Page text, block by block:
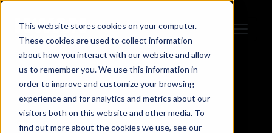
This website stores cookies on your computer.
These cookies are used to collect information
about how you interact with our website and allow
us to remember you. We use this information in
order to improve and customize your browsing
experience and for analytics and metrics about our
visitors both on this website and other media. To
find out more about the cookies we use, see our